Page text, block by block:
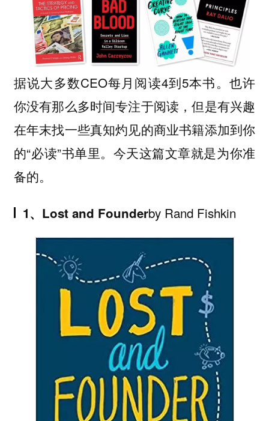
据说大多数CEO每月阅读4到5本书。也许
你没有那么多时间专注于阅读，但是有兴趣
在年末找一些真知灼见的商业书籍添加到你
的“必读”书单里。今天这篇文章就是为你准
备的。
1、Lost and Founderby Rand Fishkin